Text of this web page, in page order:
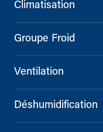
Climatisation
Groupe Froid
Ventilation
Déshumidification